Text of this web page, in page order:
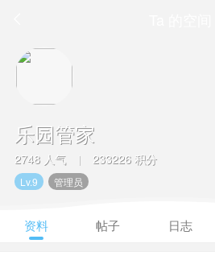
乐园管家
2748 人气 | 233226 积分
Lv.9 管理员
资料 帖子 日志